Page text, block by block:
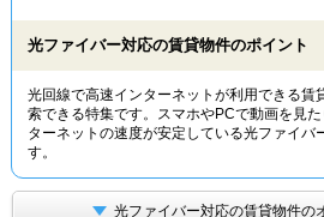
物件特
TOP
光ファイバー対応の賃貸物件のポイント
光回線で高速インターネットが利用できる賃
索できる特集です。スマホやPCで動画を見
ターネットの速度が安定している光ファイバ
す。
光ファイバー対応の賃貸物件の